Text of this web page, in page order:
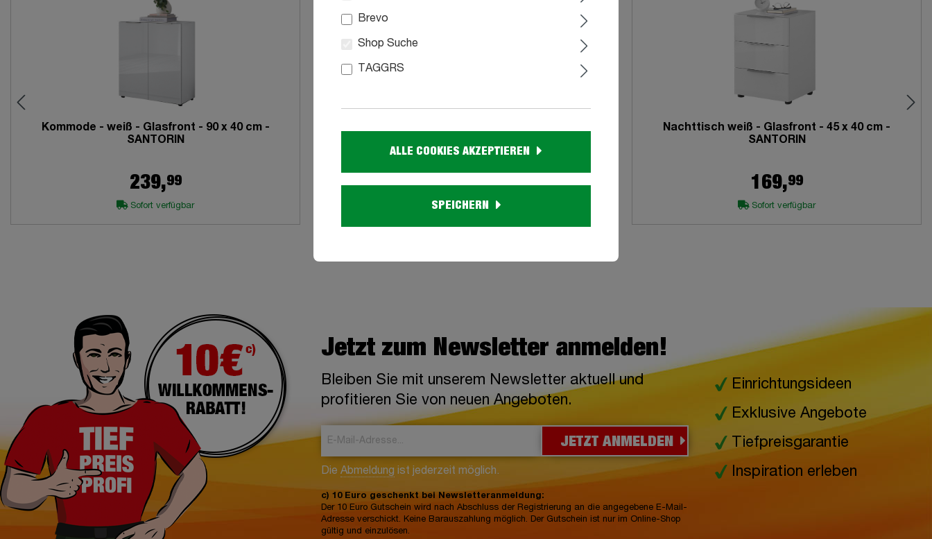
Kommode - weiß - Glasfront - 90 x 40 cm -
SANTORIN
239,99
Sofort verfügbar
459,
Sofort verfügbar
Nachttisch weiß - Glasfront - 45 x 40 cm -
SANTORIN
169,99
Sofort verfügbar
Jetzt zum Newsletter anmelden!
Bleiben Sie mit unserem Newsletter aktuell und
profitieren Sie von neuen Angeboten.
JETZT ANMELDEN
Die Abmeldung ist jederzeit möglich.
c) 10 Euro geschenkt bei Newsletteranmeldung:
Der 10 Euro Gutschein wird nach Abschluss der Registrierung an die angegebene E-Mail-
Adresse verschickt. Keine Barauszahlung möglich. Der Gutschein ist nur im Online-Shop
gültig und einzulösen.
Einrichtungsideen
Exklusive Angebote
Tiefpreisgarantie
Inspiration erleben
Brevo
Shop Suche
TAGGRS
ALLE COOKIES AKZEPTIEREN
SPEICHERN